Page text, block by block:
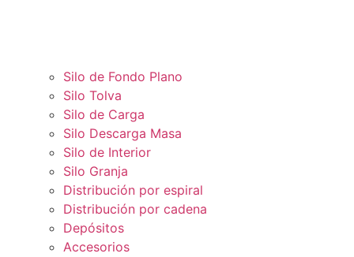
Silo de Fondo Plano
Silo Tolva
Silo de Carga
Silo Descarga Masa
Silo de Interior
Silo Granja
Distribución por espiral
Distribución por cadena
Depósitos
Accesorios